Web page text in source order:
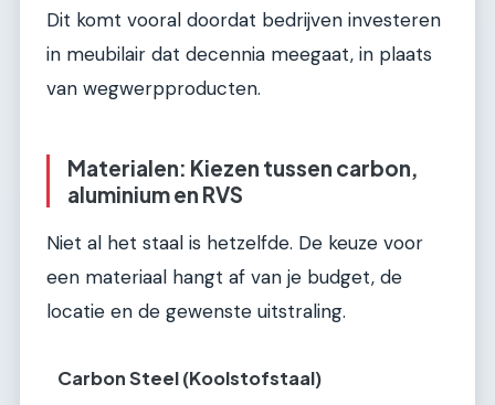
Dit komt vooral doordat bedrijven investeren
in meubilair dat decennia meegaat, in plaats
van wegwerpproducten.
Materialen: Kiezen tussen carbon,
aluminium en RVS
Niet al het staal is hetzelfde. De keuze voor
een materiaal hangt af van je budget, de
locatie en de gewenste uitstraling.
Carbon Steel (Koolstofstaal)